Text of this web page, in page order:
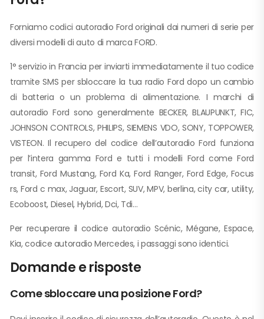
Forniamo codici autoradio Ford originali dai numeri di serie per
diversi modelli di auto di marca FORD.
1° servizio in Francia per inviarti immediatamente il tuo codice
tramite SMS per sbloccare la tua radio Ford dopo un cambio
di batteria o un problema di alimentazione. I marchi di
autoradio Ford sono generalmente BECKER, BLAUPUNKT, FIC,
JOHNSON CONTROLS, PHILIPS, SIEMENS VDO, SONY, TOPPOWER,
VISTEON. Il recupero del codice dell’autoradio Ford funziona
per l’intera gamma Ford e tutti i modelli Ford come Ford
transit, Ford Mustang, Ford Ka, Ford Ranger, Ford Edge, Focus
rs, Ford c max, Jaguar, Escort, SUV, MPV, berlina, city ​​car, utility,
Ecoboost, Diesel, Hybrid, Dci, Tdi…
Per recuperare il codice autoradio Scénic, Mégane, Espace,
Kia, codice autoradio Mercedes, i passaggi sono identici.
Domande e risposte
Come sbloccare una posizione Ford?